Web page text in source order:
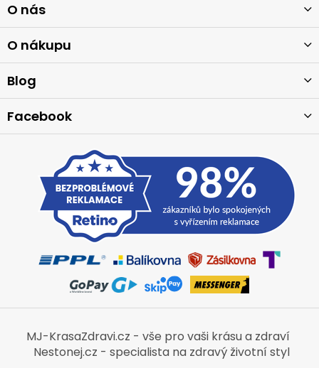
á
p
a
t
O nás
O nákupu
Blog
Facebook
MJ-KrasaZdravi.cz - vše pro vaši krásu a zdraví
Nestonej.cz - specialista na zdravý životní styl